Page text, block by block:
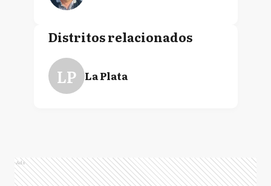
Distritos relacionados
LP La Plata
Ads